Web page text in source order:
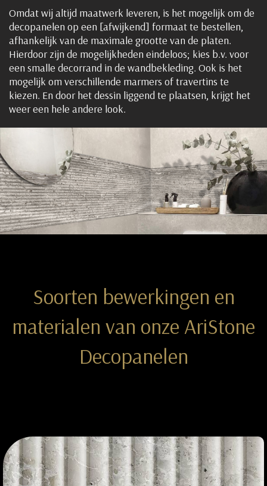
Omdat wij altijd maatwerk leveren, is het mogelijk om de
decopanelen op een [afwijkend] formaat te bestellen,
afhankelijk van de maximale grootte van de platen.
Hierdoor zijn de mogelijkheden eindeloos; kies b.v. voor
een smalle decorrand in de wandbekleding. Ook is het
mogelijk om verschillende marmers of travertins te
kiezen. En door het dessin liggend te plaatsen, krijgt het
weer een hele andere look.
Soorten bewerkingen en
materialen van onze AriStone
Decopanelen